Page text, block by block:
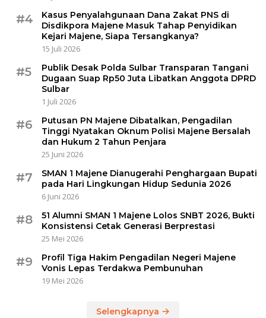
#4
Kasus Penyalahgunaan Dana Zakat PNS di
Disdikpora Majene Masuk Tahap Penyidikan
Kejari Majene, Siapa Tersangkanya?
15 Juli 2026
#5
Publik Desak Polda Sulbar Transparan Tangani
Dugaan Suap Rp50 Juta Libatkan Anggota DPRD
Sulbar
1 Juli 2026
#6
Putusan PN Majene Dibatalkan, Pengadilan
Tinggi Nyatakan Oknum Polisi Majene Bersalah
dan Hukum 2 Tahun Penjara
25 Juni 2026
#7
SMAN 1 Majene Dianugerahi Penghargaan Bupati
pada Hari Lingkungan Hidup Sedunia 2026
6 Juni 2026
#8
51 Alumni SMAN 1 Majene Lolos SNBT 2026, Bukti
Konsistensi Cetak Generasi Berprestasi
25 Mei 2026
#9
Profil Tiga Hakim Pengadilan Negeri Majene
Vonis Lepas Terdakwa Pembunuhan
19 Mei 2026
Selengkapnya